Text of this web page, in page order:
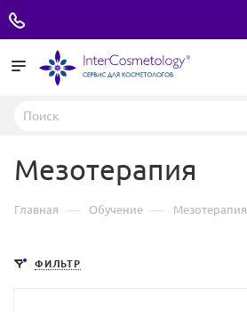
Мезотерапия
Главная — Обучение — Мезотерапия
ФИЛЬТР